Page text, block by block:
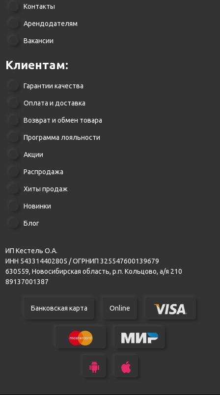
Контакты
Арендодателям
Вакансии
Клиентам:
Гарантии качества
Оплата и доставка
Возврат и обмен товара
Программа лояльности
Акции
Распродажа
Хиты продаж
Новинки
Блог
ИП Кестель О.А.
ИНН 543314402805 / ОГРНИП 325547600139679
630559, Новосибирская область, р.п. Кольцово, а/я 210
89137001387
Банковская карта Online